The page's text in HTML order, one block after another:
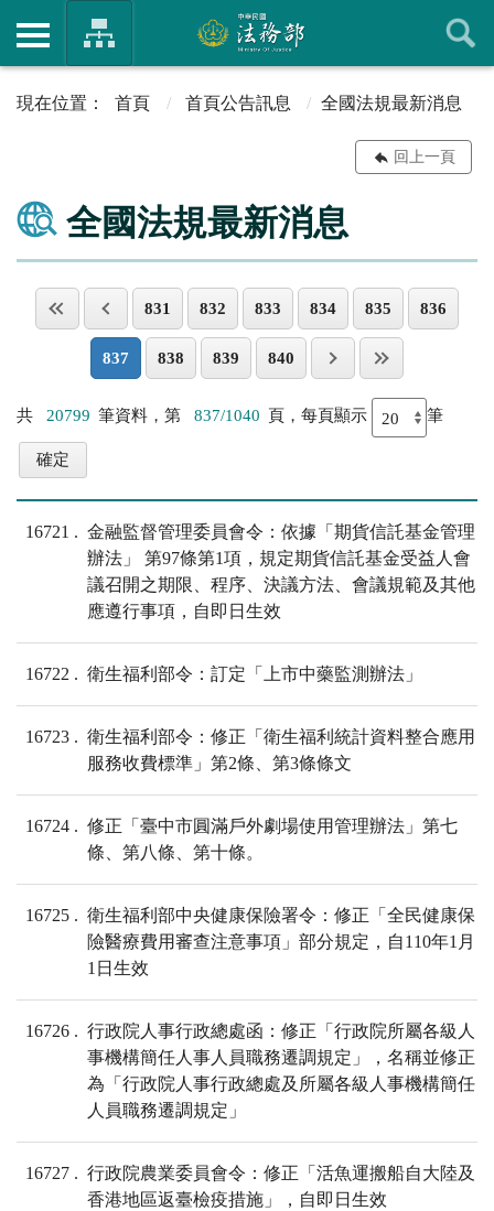
首頁 首頁公告訊息 全國法規最新消息
回上一頁
全國法規最新消息
831 832 833 834 835 836
837 838 839 840
共 20799 筆資料，第 837/1040 頁，每頁顯示 筆
16721
金融監督管理委員會令：依據「期貨信託基金管理
辦法」 第97條第1項，規定期貨信託基金受益人會
議召開之期限、程序、決議方法、會議規範及其他
應遵行事項，自即日生效
16722 衛生福利部令：訂定「上市中藥監測辦法」
16723
衛生福利部令：修正「衛生福利統計資料整合應用
服務收費標準」第2條、第3條條文
16724
修正「臺中市圓滿戶外劇場使用管理辦法」第七
條、第八條、第十條。
16725
衛生福利部中央健康保險署令：修正「全民健康保
險醫療費用審查注意事項」部分規定，自110年1月
1日生效
16726
行政院人事行政總處函：修正「行政院所屬各級人
事機構簡任人事人員職務遷調規定」，名稱並修正
為「行政院人事行政總處及所屬各級人事機構簡任
人員職務遷調規定」
16727
行政院農業委員會令：修正「活魚運搬船自大陸及
香港地區返臺檢疫措施」，自即日生效